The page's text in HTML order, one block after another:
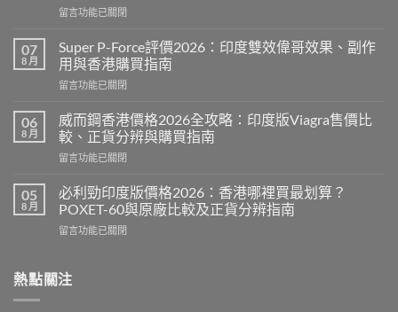
在
春
糖
B
群
功
效
2026：
成
效
果、
法
港
留言功能已關閉
07
8 月
Super P-Force評價2026：印度雙效偉哥效果、副作
用與香港購買指南
在
P-
Force
評
價
印
度
效
效
留言功能已關閉
06
8 月
威而鋼香港價格2026全攻略：印度版Viagra售價比
較、正貨分辨與購買指南
在
而
鋼
香
港
2026
留言功能已關閉
05
8 月
必利勁印度版價格2026：香港哪裡買最划算？
POXET-60與原廠比較及正貨分辨指南
在
勁
印
留言功能已關閉
熱點關注